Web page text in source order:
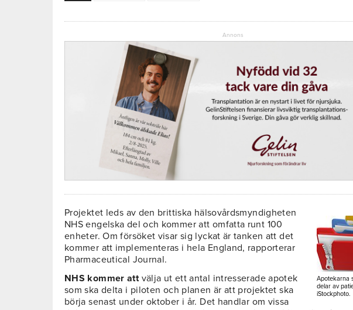
Annons
Apotekarna
delar av
iStockphoto.
Projektet leds av den brittiska hälsovårdsmyndigheten
NHS engelska del och kommer att omfatta runt 100
enheter. Om försöket visar sig lyckat är tanken att det
kommer att implementeras i hela England, rapporterar
Pharmaceutical Journal.
NHS kommer attvälja ut ett antal intresserade apotek
som ska delta i piloten och planen är att projektet ska
börja senast under oktober i år. Det handlar om vissa